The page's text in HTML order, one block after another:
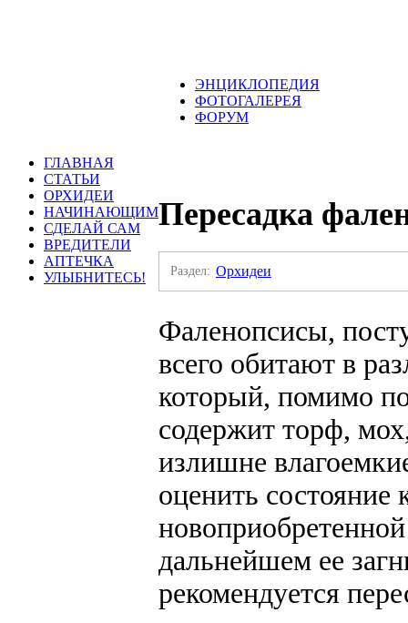
ЭНЦИКЛОПЕДИЯ
ФОТОГАЛЕРЕЯ
ФОРУМ
ГЛАВНАЯ
СТАТЬИ
ОРХИДЕИ
НАЧИНАЮЩИМ
СДЕЛАЙ САМ
ВРЕДИТЕЛИ
АПТЕЧКА
УЛЫБНИТЕСЬ!
Пересадка
Раздел: Орхидеи
Фаленопсисы,
всего обитают в
который, помимо
содержит торф,
излишне
оценить состояние
дальнейшем ее
рекомендуется